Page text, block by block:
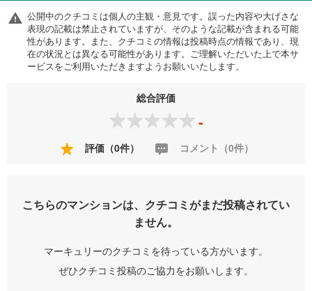
公開中のクチコミは個人の主観・意見です。誤った内容や大げさな
表現の記載は禁止されていますが、そのような記載が含まれる可能
性があります。また、クチコミの情報は投稿時点の情報であり、現
在の状況とは異なる可能性があります。ご理解いただいた上で本サ
ービスをご利用いただきますようお願いいたします。
総合評価
-
評価（0件） コメント（0件）
こちらのマンションは、クチコミがまだ投稿されてい
ません。
マーキュリーのクチコミを待っている方がいます。
ぜひクチコミ投稿のご協力をお願いします。